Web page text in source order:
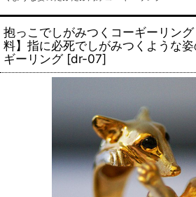
抱っこでしがみつくコーギーリン
料】指に必死でしがみつくような
ギーリング [dr-07]